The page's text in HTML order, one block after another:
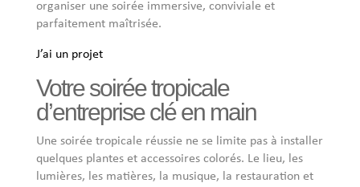
organiser une soirée immersive, conviviale et
parfaitement maîtrisée.
J’ai un projet
Votre soirée tropicale
d’entreprise clé en main
Une soirée tropicale réussie ne se limite pas à installer
quelques plantes et accessoires colorés. Le lieu, les
lumières, les matières, la musique, la restauration et